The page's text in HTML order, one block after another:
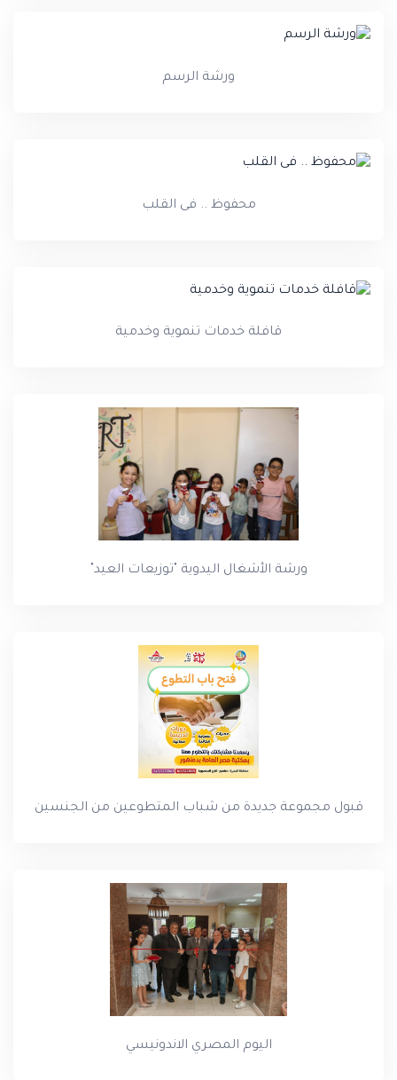
ورشة الرسم
محفوظ .. فى القلب
قافلة خدمات تنموية وخدمية
ورشة الأشغال اليدوية "توزيعات العيد"
قبول مجموعة جديدة من شباب المتطوعين من الجنسين
اليوم المصري الاندونيسي